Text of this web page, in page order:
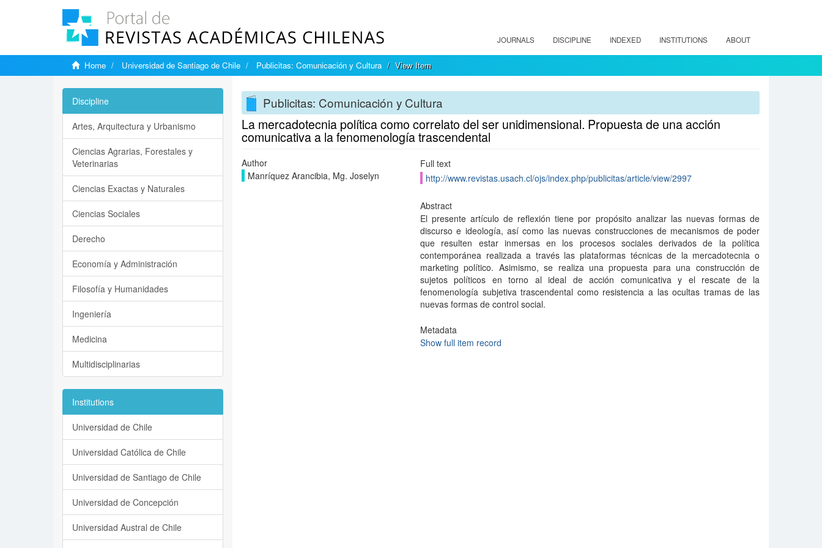
JOURNALS DISCIPLINE INDEXED INSTITUTIONS ABOUT
Home Universidad de Santiago de Chile Publicitas: Comunicación y Cultura View Item
Publicitas: Comunicación y Cultura
La mercadotecnia política como correlato del ser unidimensional. Propuesta de una acción
comunicativa a la fenomenología trascendental
Author
Manríquez Arancibia, Mg. Joselyn
Full text
http://www.revistas.usach.cl/ojs/index.php/publicitas/article/view/2997
Abstract
El presente artículo de reflexión tiene por propósito analizar las nuevas formas de
discurso e ideología, así como las nuevas construcciones de mecanismos de poder
que resulten estar inmersas en los procesos sociales derivados de la política
contemporánea realizada a través las plataformas técnicas de la mercadotecnia o
marketing político. Asimismo, se realiza una propuesta para una construcción de
sujetos políticos en torno al ideal de acción comunicativa y el rescate de la
fenomenología subjetiva trascendental como resistencia a las ocultas tramas de las
nuevas formas de control social.
Metadata
Show full item record
Discipline
Artes, Arquitectura y Urbanismo
Ciencias Agrarias, Forestales y
Veterinarias
Ciencias Exactas y Naturales
Ciencias Sociales
Derecho
Economía y Administración
Filosofía y Humanidades
Ingeniería
Medicina
Multidisciplinarias
Institutions
Universidad de Chile
Universidad Católica de Chile
Universidad de Santiago de Chile
Universidad de Concepción
Universidad Austral de Chile